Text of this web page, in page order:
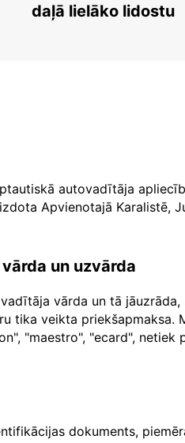
daļā lielāko lidostu
autovadītāja
Apvienotajā Karalistē,
un uzvārda
vārda un tā jāuzrāda,
veikta priekšapmaksa.
"maestro", "ecard", netiek
dokuments,